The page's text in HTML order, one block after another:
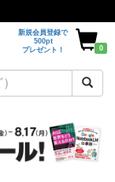
新規会員登録で
500pt
プレゼント！
0